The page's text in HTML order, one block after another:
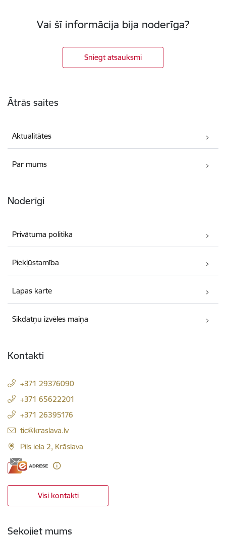
Vai šī informācija bija noderīga?
Sniegt atsauksmi
Ātrās saites
Aktualitātes
Par mums
Noderīgi
Privātuma politika
Piekļūstamība
Lapas karte
Sīkdatņu izvēles maiņa
Kontakti
+371 29376090
+371 65622201
+371 26395176
E-pasts:
tic@kraslava.lv
Pils iela 2, Krāslava
Visi kontakti
Sekojiet mums